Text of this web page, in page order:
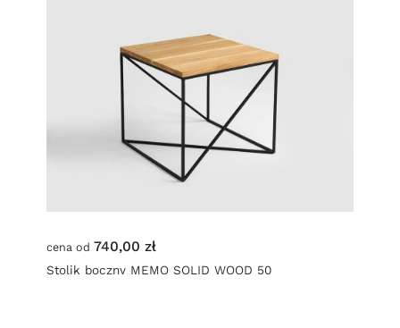
cena od 740,00 zł
Stolik boczny MEMO SOLID WOOD 50